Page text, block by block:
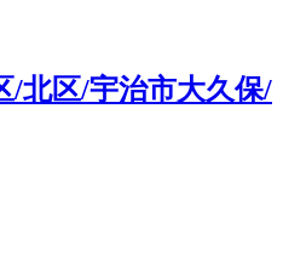
北区/宇治市大久保/